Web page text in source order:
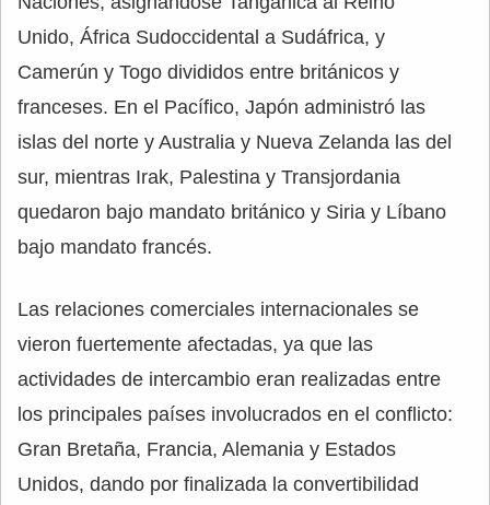
Unido, África Sudoccidental a Sudáfrica, y
Camerún y Togo divididos entre británicos y
franceses. En el Pacífico, Japón administró las
islas del norte y Australia y Nueva Zelanda las del
sur, mientras Irak, Palestina y Transjordania
quedaron bajo mandato británico y Siria y Líbano
bajo mandato francés.
Las relaciones comerciales internacionales se
vieron fuertemente afectadas, ya que las
actividades de intercambio eran realizadas entre
los principales países involucrados en el conflicto:
Gran Bretaña, Francia, Alemania y Estados
Unidos, dando por finalizada la convertibilidad